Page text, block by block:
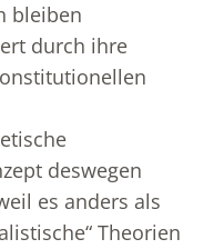
bleiben
durch ihre
deswegen
es anders als
Theorien